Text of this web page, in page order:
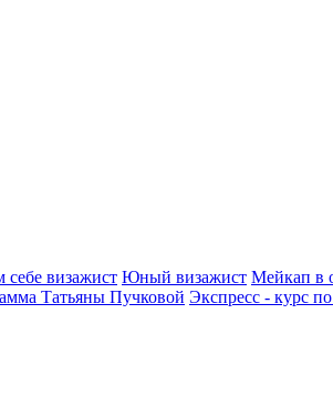
себе визажист Юный визажист Мейкап в
Татьяны Пучковой Экспресс - курс